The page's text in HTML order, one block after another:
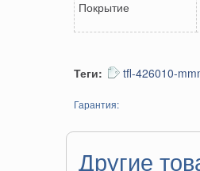
Покрытие
Теги: tfl-426010-
Гарантия:
Другие